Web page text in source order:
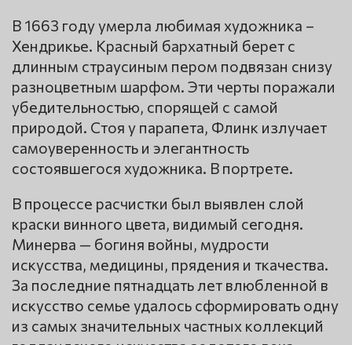
В 1663 году умерла любимая художника –
Хендрикье. Красный бархатный берет с
длинным страусиным пером подвязан снизу
разноцветным шарфом. Эти черты поражали
убедительностью, спорящей с самой
природой. Стоя у парапета, Флинк излучает
самоуверенность и элегантность
состоявшегося художника. В портрете.
В процессе расчистки был выявлен слой
краски винного цвета, видимый сегодня.
Минерва — богиня войны, мудрости
искусства, медицины, прядения и ткачества.
За последние пятнадцать лет влюбленной в
искусство семье удалось сформировать одну
из самых значительных частных коллекций